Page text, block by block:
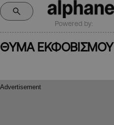
Powered by:
ΘΥΜΑ ΕΚΦΟΒΙΣΜΟΥ